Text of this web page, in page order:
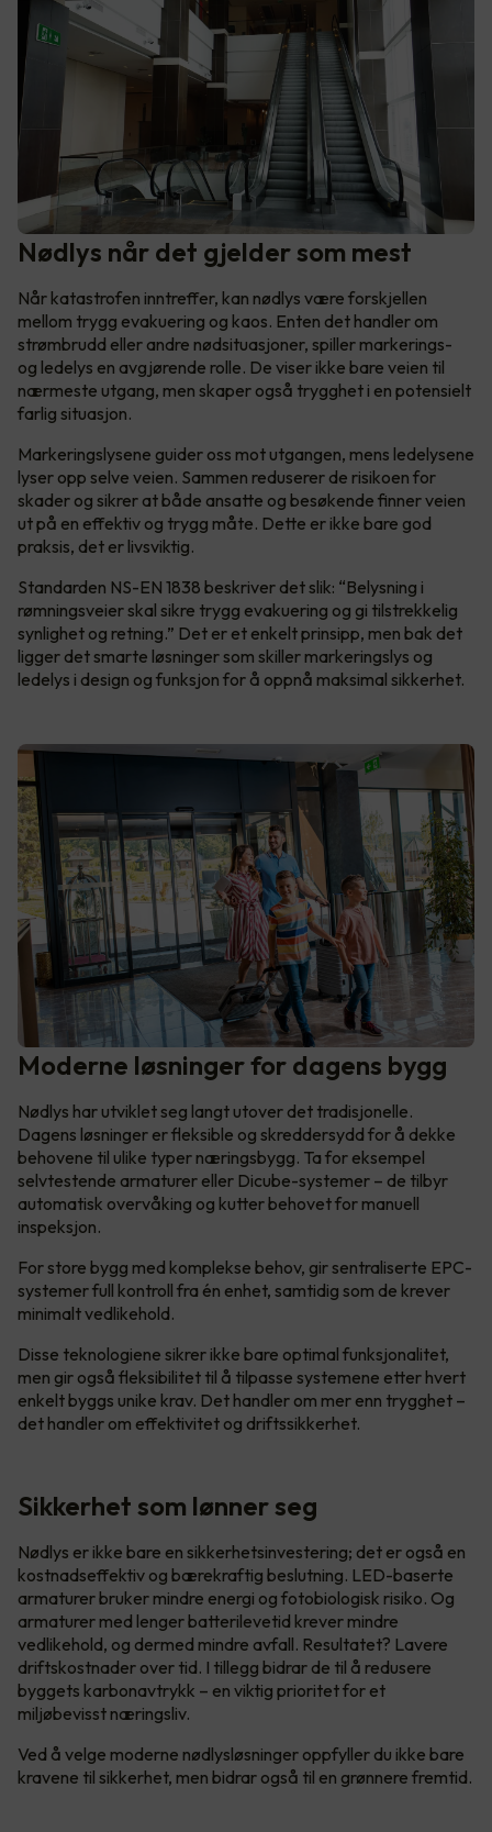
Nødlys når det gjelder som mest
Når katastrofen inntreffer, kan nødlys være forskjellen
mellom trygg evakuering og kaos. Enten det handler om
strømbrudd eller andre nødsituasjoner, spiller markerings-
og ledelys en avgjørende rolle. De viser ikke bare veien til
nærmeste utgang, men skaper også trygghet i en potensielt
farlig situasjon.
Markeringslysene guider oss mot utgangen, mens ledelysene
lyser opp selve veien. Sammen reduserer de risikoen for
skader og sikrer at både ansatte og besøkende finner veien
ut på en effektiv og trygg måte. Dette er ikke bare god
praksis, det er livsviktig.
Standarden NS-EN 1838 beskriver det slik: “Belysning i
rømningsveier skal sikre trygg evakuering og gi tilstrekkelig
synlighet og retning.” Det er et enkelt prinsipp, men bak det
ligger det smarte løsninger som skiller markeringslys og
ledelys i design og funksjon for å oppnå maksimal sikkerhet.
Moderne løsninger for dagens bygg
Nødlys har utviklet seg langt utover det tradisjonelle.
Dagens løsninger er fleksible og skreddersydd for å dekke
behovene til ulike typer næringsbygg. Ta for eksempel
selvtestende armaturer eller Dicube-systemer – de tilbyr
automatisk overvåking og kutter behovet for manuell
inspeksjon.
For store bygg med komplekse behov, gir sentraliserte EPC-
systemer full kontroll fra én enhet, samtidig som de krever
minimalt vedlikehold.
Disse teknologiene sikrer ikke bare optimal funksjonalitet,
men gir også fleksibilitet til å tilpasse systemene etter hvert
enkelt byggs unike krav. Det handler om mer enn trygghet –
det handler om effektivitet og driftssikkerhet.
Sikkerhet som lønner seg
Nødlys er ikke bare en sikkerhetsinvestering; det er også en
kostnadseffektiv og bærekraftig beslutning. LED-baserte
armaturer bruker mindre energi og fotobiologisk risiko. Og
armaturer med lenger batterilevetid krever mindre
vedlikehold, og dermed mindre avfall. Resultatet? Lavere
driftskostnader over tid. I tillegg bidrar de til å redusere
byggets karbonavtrykk – en viktig prioritet for et
miljøbevisst næringsliv.
Ved å velge moderne nødlysløsninger oppfyller du ikke bare
kravene til sikkerhet, men bidrar også til en grønnere fremtid.